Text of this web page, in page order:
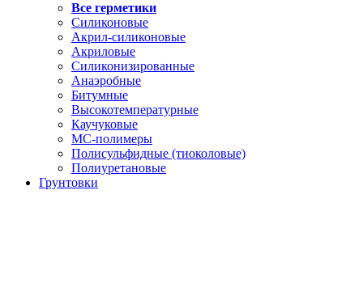
Все герметики
Силиконовые
Акрил-силиконовые
Акриловые
Силиконизированные
Анаэробные
Битумные
Высокотемпературные
Каучуковые
МС-полимеры
Полисульфидные (тиоколовые)
Полиуретановые
Грунтовки